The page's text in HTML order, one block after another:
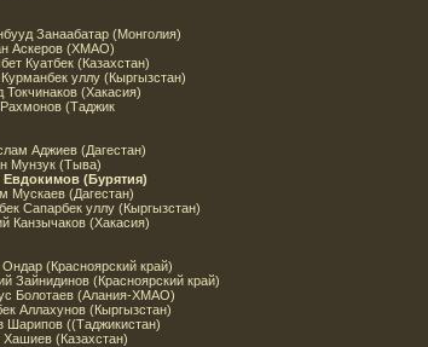
Занаабатар (Монголия)
Аскеров (ХМАО)
Куатбек (Казахстан)
уллу (Кыргызстан)
Токчинаков (Хакасия)
(Таджик
Аджиев (Дагестан)
Мунзук (Тыва)
Евдокимов (Бурятия)
Мускаев (Дагестан)
Сапарбек уллу (Кыргызстан)
Канзычаков (Хакасия)
(Красноярский край)
Зайнидинов (Красноярский край)
Болотаев (Алания-ХМАО)
Аллахунов (Кыргызстан)
Шарипов ((Таджикистан)
(Казахстан)